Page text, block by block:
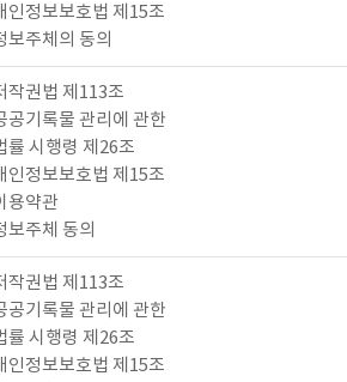
인정보보호법 제15조
보주체의 동의
작권법 제113조
공기록물 관리에 관한
률 시행령 제26조
인정보보호법 제15조
용약관
보주체 동의
작권법 제113조
공기록물 관리에 관한
률 시행령 제26조
인정보보호법 제15조